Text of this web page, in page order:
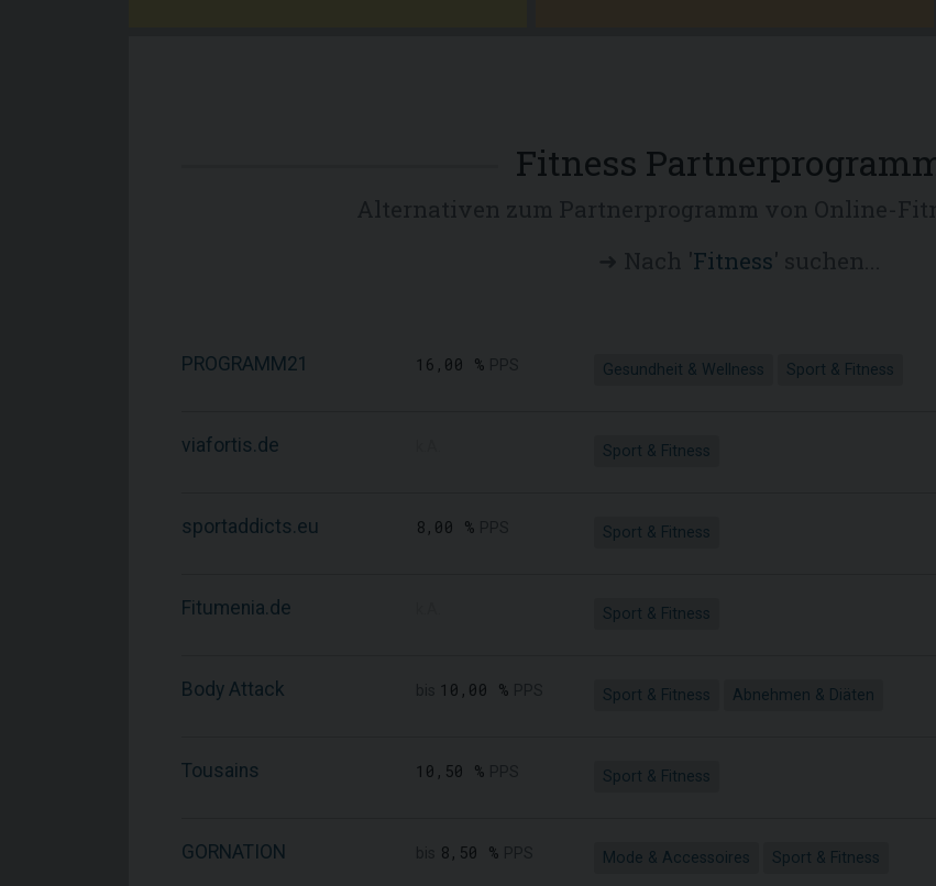
Fitness
Fitness
PROGRAMM21 16,00 % Gesundheit & Wellness Sport & Fitness
viafortis.de Sport & Fitness
sportaddicts.eu 8,00 % Sport & Fitness
Fitumenia.de Sport & Fitness
Body Attack 10,00 % Sport & Fitness Abnehmen & Diäten
Tousains 10,50 % Sport & Fitness
GORNATION 8,50 % Mode & Accessoires Sport & Fitness